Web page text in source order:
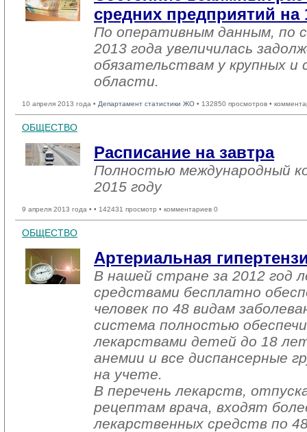
средних предприятий на
По оперативным данным, по
2013 года увеличилась
обязательствам у крупных и
области.
10 апреля 2013 года • Департамент статистики ЖО • 132850 просмотров •
ОБЩЕСТВО
Расписание на завтра
Полностью международный
2015 году
9 апреля 2013 года • • 142431 просмотр • комментариев 0
ОБЩЕСТВО
Артериальная
В нашей стране за 2012 год
средствами бесплатно
человек по 48 видам
система полностью
лекарствами детей до 18
анемии и все диспансерные
на учете.
В перечень лекарств,
рецептам врача, входят
лекарственных средств по